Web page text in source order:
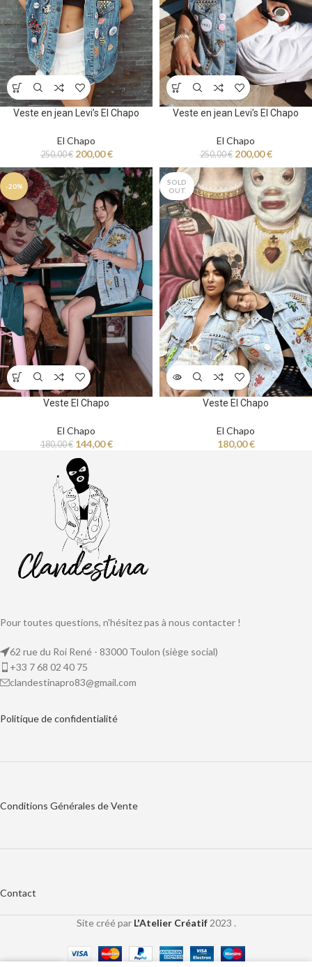
Veste en jean Levi’s El Chapo
El Chapo
250,00€ 200,00€
Veste en jean Levi’s El Chapo
El Chapo
250,00€ 200,00€
-20%
Veste El Chapo
El Chapo
180,00€ 144,00€
SOLD
OUT
Veste El Chapo
El Chapo
180,00€
Pour toutes questions, n'hésitez pas à nous contacter !
62 rue du Roi René - 83000 Toulon (siège social)
+33 7 68 02 40 75
clandestinapro83@gmail.com
Politique deconfidentialité
Conditions Générales de Vente
Contact
Site créé par L'Atelier Créatif2023 .